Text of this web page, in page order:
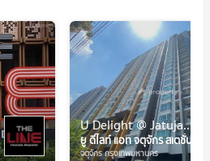
U Delight @ Jatujak Station
ยู ดีไลท์ แอท จตุจักร สเตชั่น
จตุจักร กรุงเทพมหานคร